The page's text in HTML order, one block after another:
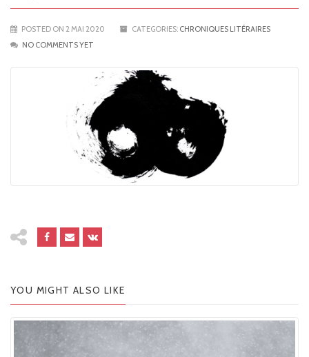
POSTED ON 2 MAI 2020 CATEGORIES: CHRONIQUES LITÉRAIRES
NO COMMENTS YET
YOU MIGHT ALSO LIKE